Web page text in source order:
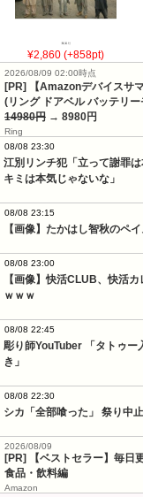
¥2,860 (+858pt)
2026/08/09 02:00時点
[PR] 【Amazonデバイスサ
(リング ドアベル バッテリ
14980円 → 8980円
Ring
08/08 23:30
江別リンチ犯「立って謝罪
キミは本気じゃないな」
08/08 23:15
【画像】たかはし智秋のペ
08/08 23:00
【画像】快活CLUB、快活
ｗｗｗ
08/08 22:45
彫り師YouTuber 「タトゥ
き」
08/08 22:30
シカ「全部喰った」 祭り中止
2026/08/09
[PR] 【ベストセラー】毎日
食品・飲料編
Amazon